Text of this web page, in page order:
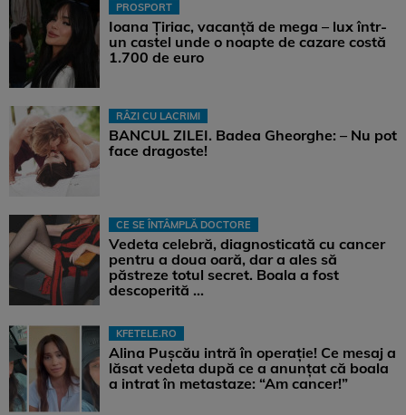
PROSPORT
Ioana Țiriac, vacanță de mega – lux într-
un castel unde o noapte de cazare costă
1.700 de euro
RÂZI CU LACRIMI
BANCUL ZILEI. Badea Gheorghe: – Nu pot
face dragoste!
CE SE ÎNTÂMPLĂ DOCTORE
Vedeta celebră, diagnosticată cu cancer
pentru a doua oară, dar a ales să
păstreze totul secret. Boala a fost
descoperită ...
KFETELE.RO
Alina Pușcău intră în operație! Ce mesaj a
lăsat vedeta după ce a anunțat că boala
a intrat în metastaze: “Am cancer!”